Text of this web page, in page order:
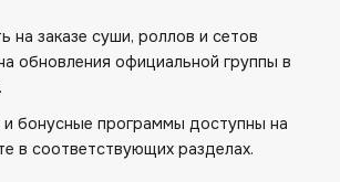
на заказе суши, роллов и сетов
обновления официальной группы в
и бонусные программы доступны на
в соответствующих разделах.